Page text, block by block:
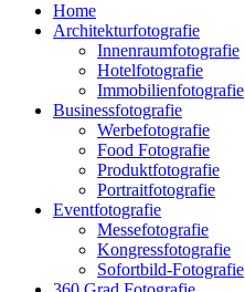
Home
Architekturfotografie
Innenraumfotografie
Hotelfotografie
Immobilienfotografie
Businessfotografie
Werbefotografie
Food Fotografie
Produktfotografie
Portraitfotografie
Eventfotografie
Messefotografie
Kongressfotografie
Sofortbild-Fotografie